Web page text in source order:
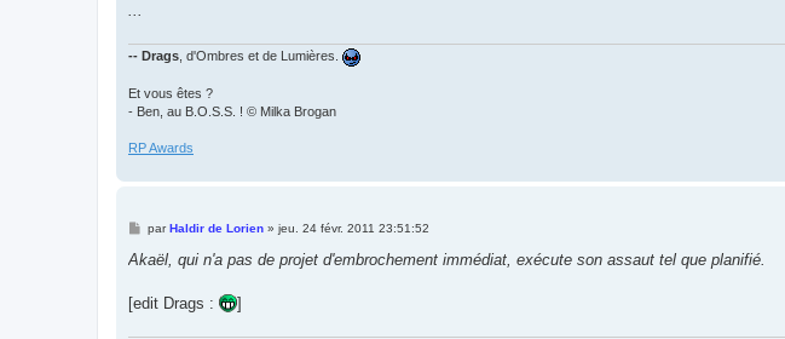
...
-- Drags , d'Ombres et de Lumières.
Et vous êtes ?
- Ben, au B.O.S.S. ! © Milka Brogan
RP Awards
M
s
g
parHaldir de Lorien» jeu. 24 févr. 2011 23:51:52
Akaël, qui n'a pas de projet d'embrochement immédiat, exécute son assaut tel que planifié.
[edit Drags : ]